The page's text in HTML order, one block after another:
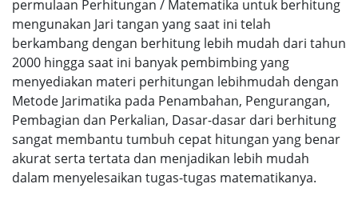
permulaan Perhitungan / Matematika untuk berhitung
mengunakan Jari tangan yang saat ini telah
berkambang dengan berhitung lebih mudah dari tahun
2000 hingga saat ini banyak pembimbing yang
menyediakan materi perhitungan lebihmudah dengan
Metode Jarimatika pada Penambahan, Pengurangan,
Pembagian dan Perkalian, Dasar-dasar dari berhitung
sangat membantu tumbuh cepat hitungan yang benar
akurat serta tertata dan menjadikan lebih mudah
dalam menyelesaikan tugas-tugas matematikanya.